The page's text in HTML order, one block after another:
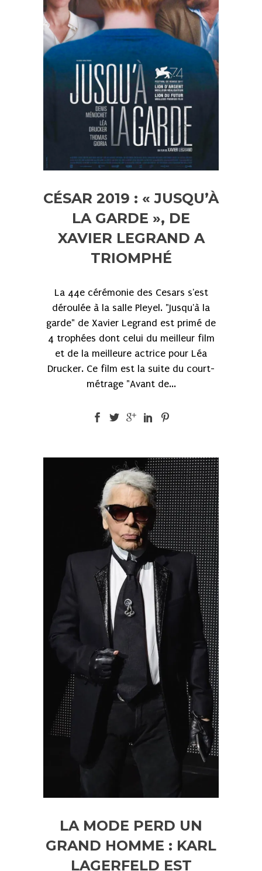
CÉSAR 2019 : « JUSQU’À
LA GARDE », DE
XAVIER LEGRAND A
TRIOMPHÉ
La 44e cérémonie des Cesars s'est
déroulée à la salle Pleyel. "Jusqu'à la
garde" de Xavier Legrand est primé de
4 trophées dont celui du meilleur film
et de la meilleure actrice pour Léa
Drucker. Ce film est la suite du court-
métrage "Avant de...
LA MODE PERD UN
GRAND HOMME : KARL
LAGERFELD EST